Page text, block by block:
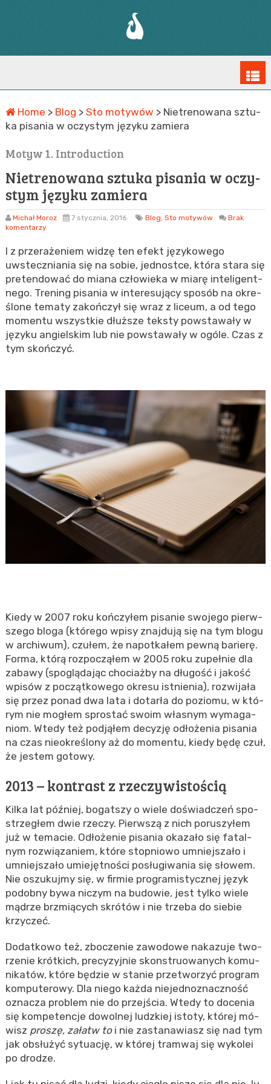
Home > Blog > Sto motywów > Nie­tre­no­wa­na sztu­
ka pi­sa­nia w oczy­stym ję­zy­ku za­mie­ra
1. Introduction
Nie­tre­no­wa­na sztu­ka pi­sa­nia w oczy­
stym ję­zy­ku za­mie­ra
Michał Moroz 7 stycznia, 2016 Blog, Sto motywów
Brak
komentarzy
I z prze­ra­że­niem widzę ten efekt ję­zy­ko­we­go
uwstecz­nia­nia się na sobie, jed­no­st­ce, która stara się
pre­ten­do­wać do miana czło­wie­ka w miarę in­te­li­gent­
ne­go. Tre­ning pi­sa­nia w in­te­re­su­ją­cy spo­sób na okre­
ślo­ne te­ma­ty za­koń­czył się wraz z li­ceum, a od tego
mo­men­tu wszyst­kie dłuż­sze tek­sty po­wsta­wa­ły w
ję­zy­ku an­giel­skim lub nie po­wsta­wa­ły w ogóle. Czas z
tym skoń­czyć.
Kiedy w 2007 roku koń­czy­łem pi­sa­nie swo­je­go pierw­
sze­go bloga (którego wpisy znajdują się na tym blogu
w archiwum), czu­łem, że na­po­tka­łem pewną ba­rie­rę.
Forma, którą roz­po­czą­łem w 2005 roku zu­peł­nie dla
za­ba­wy (spo­glą­da­jąc cho­ciaż­by na dłu­gość i ja­kość
wpi­sów z po­cząt­ko­we­go okre­su ist­nie­nia), roz­wi­ja­ła
się przez ponad dwa lata i do­tar­ła do po­zio­mu, w któ­
rym nie mo­głem spro­stać swoim wła­snym wy­ma­ga­
niom. Wtedy też pod­ją­łem de­cy­zję odło­że­nia pi­sa­nia
na czas nie­okre­ślo­ny aż do mo­men­tu, kiedy będę czuł,
że je­stem go­to­wy.
2013 – kon­trast z rze­czy­wi­sto­ścią
Kilka lat póź­niej, bo­gat­szy o wiele do­świad­czeń spo­
strze­głem dwie rze­czy. Pierw­szą z nich po­ru­szy­łem
już w te­ma­cie. Odło­że­nie pi­sa­nia oka­za­ło się fa­tal­
nym roz­wią­za­niem, które stop­nio­wo umniej­sza­ło i
umniej­sza­ło umie­jęt­no­ści po­słu­gi­wa­nia się sło­wem.
Nie oszu­kuj­my się, w fir­mie pro­gra­mi­stycz­nej język
po­dob­ny bywa ni­czym na bu­do­wie, jest tylko wiele
mą­drze brzmią­cych skró­tów i nie trze­ba do sie­bie
krzy­czeć.
Do­dat­ko­wo też, zbo­cze­nie za­wo­do­we na­ka­zu­je two­
rze­nie krót­kich, pre­cy­zyj­nie skon­stru­owa­nych ko­mu­
ni­ka­tów, które bę­dzie w sta­nie prze­two­rzyć pro­gram
kom­pu­te­ro­wy. Dla niego każda nie­jed­no­znacz­ność
ozna­cza pro­blem nie do przej­ścia. Wtedy to do­ce­nia
się kom­pe­ten­cje do­wol­nej ludz­kiej isto­ty, któ­rej mó­
wisz pro­szę, za­łatw toi nie za­sta­na­wiasz się nad tym
jak ob­słu­żyć sy­tu­ację, w któ­rej tram­waj się wy­ko­lei
po dro­dze.